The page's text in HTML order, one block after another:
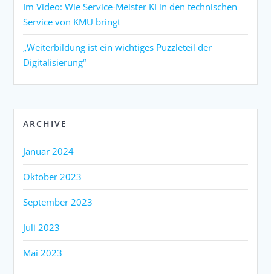
Im Video: Wie Service-Meister KI in den technischen
Service von KMU bringt
„Weiterbildung ist ein wichtiges Puzzleteil der
Digitalisierung“
ARCHIVE
Januar 2024
Oktober 2023
September 2023
Juli 2023
Mai 2023